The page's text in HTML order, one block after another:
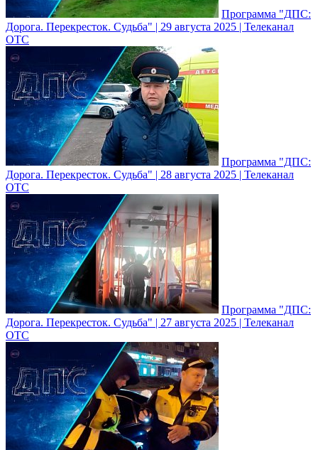
Программа "ДПС:
Дорога. Перекресток. Судьба" | 29 августа 2025 | Телеканал
ОТС
Программа "ДПС:
Дорога. Перекресток. Судьба" | 28 августа 2025 | Телеканал
ОТС
Программа "ДПС:
Дорога. Перекресток. Судьба" | 27 августа 2025 | Телеканал
ОТС